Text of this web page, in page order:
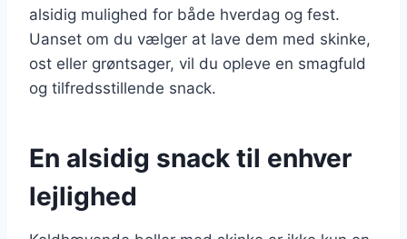
alsidig mulighed for både hverdag og fest.
Uanset om du vælger at lave dem med skinke,
ost eller grøntsager, vil du opleve en smagfuld
og tilfredsstillende snack.
En alsidig snack til enhver
lejlighed